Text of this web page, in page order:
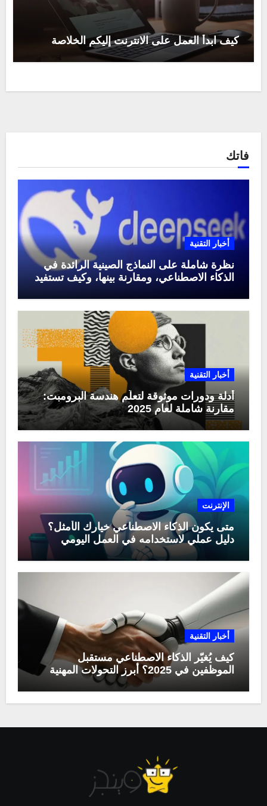
كيف ابدأ العمل على الانترنت إليكم الخلاصة
فاتك
أخبار التقنية
نظرة شاملة على النماذج الصينية الرائدة في
الذكاء الاصطناعي، ومقارنة بينها، وكيف تستفيد
أخبار التقنية
أدلة ودورات موثوقة لتعلّم هندسة البرومبت:
مقارنة شاملة لعام 2025
الإنترنت
متى يكون الذكاء الاصطناعي خيارك الأمثل؟
دليل عملي لاستخدامه في العمل اليومي
أخبار التقنية
كيف يُغيّر الذكاء الاصطناعي مستقبل
الموظفين في 2025؟ أبرز التحولات المهنية